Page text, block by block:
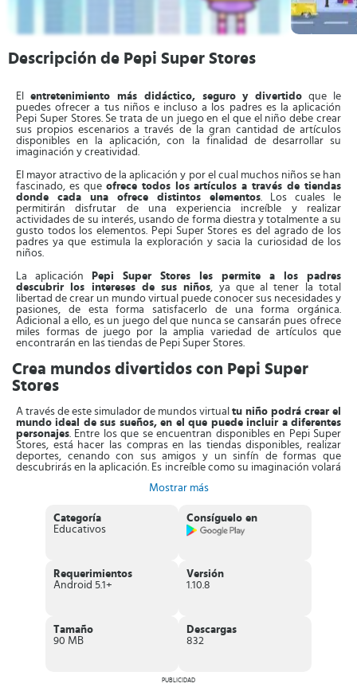
Descripción de Pepi Super Stores
El entretenimiento más didáctico, seguro y divertido que le
puedes ofrecer a tus niños e incluso a los padres es la aplicación
Pepi Super Stores. Se trata de un juego en el que el niño debe crear
sus propios escenarios a través de la gran cantidad de artículos
disponibles en la aplicación, con la finalidad de desarrollar su
imaginación y creatividad.
El mayor atractivo de la aplicación y por el cual muchos niños se han
fascinado, es que ofrece todos los artículos a través de tiendas
donde cada una ofrece distintos elementos. Los cuales le
permitirán disfrutar de una experiencia increíble y realizar
actividades de su interés, usando de forma diestra y totalmente a su
gusto todos los elementos. Pepi Super Stores es del agrado de los
padres ya que estimula la exploración y sacia la curiosidad de los
niños.
La aplicación
Pepi Super Stores les permite a los padres
descubrir los intereses de sus niños, ya que al tener la total
libertad de crear un mundo virtual puede conocer sus necesidades y
pasiones, de esta forma satisfacerlo de una forma orgánica.
Adicional a ello, es un juego del que nunca se cansarán pues ofrece
miles formas de juego por la amplia variedad de artículos que
encontrarán en las tiendas de Pepi Super Stores.
Crea mundos divertidos con Pepi Super
Stores
A través de este simulador de mundos virtual tu niño podrá crear el
mundo ideal de sus sueños, en el que puede incluir a diferentes
personajes. Entre los que se encuentran disponibles en Pepi Super
Stores, está hacer las compras en las tiendas disponibles, realizar
deportes, cenando con sus amigos y un sinfín de formas que
descubrirás en la aplicación. Es increíble como su imaginación volará
funcionalidad del juego es que el niño se divierta al máximo
de una forma didáctica sin parecerle aburrido, todo lo
contrario.Es por ello que cada uno de los personajes le permitirá
para el niño. Lo mejor de todo es que el niño establecerá sus propias
reglas de juego lo que hace que la aplicación sea mucho más
interesante e instructiva.
Es unaaplicación totalmente gratuita
cambiar de peinado y ropa
Mostrar más
Categoría
Educativos
Consíguelo en
Requerimientos
Android 5.1+
Versión
1.10.8
Tamaño
90 MB
Descargas
832
PUBLICIDAD